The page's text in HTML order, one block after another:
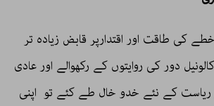
کی طاقت اور اقتدارپر قابض زیادہ تر
دور کی روایتوں کے رکھوالے اور عادی
کے نئے خدو خال طے کئے تو اپنی